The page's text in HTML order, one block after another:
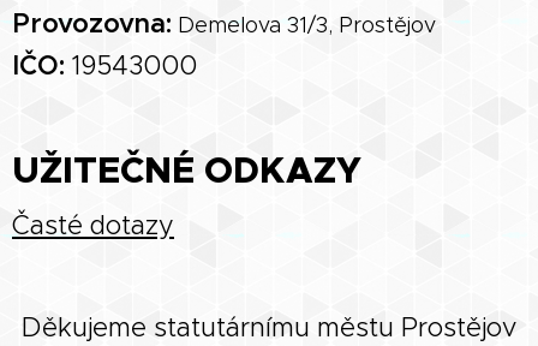
Provozovna: Demelova 31/3, Prostějov
IČO: 19543000
UŽITEČNÉ ODKAZY
Časté dotazy
Děkujeme statutárnímu městu Prostějov